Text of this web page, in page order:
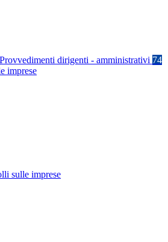
Provvedimenti dirigenti - amministrativi 74
imprese
sulle imprese